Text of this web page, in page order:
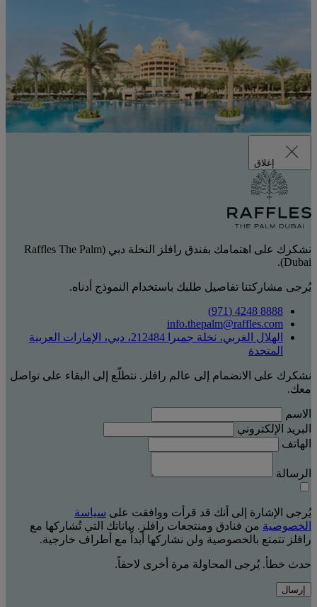
إغلاق
نشكرك على اهتمامك بفندق رافلز النخلة دبي (Raffles The Palm
Dubai).
يُرجى مشاركتنا تفاصيل طلبك باستخدام النموذج أدناه.
8888 4248 (971)
info.thepalm@raffles.com
الهلال الغربي، نخلة جميرا 212484، دبي، الإمارات العربية
المتحدة
نشكرك على الانضمام إلى عالم رافلز. نتطلّع إلى البقاء على تواصل
معك.
الاسم
البريد الإلكتروني
الهاتف
الرسالة
يُرجى الإشارة إلى أنك قد قرأت ووافقت على سياسة
الخصوصية من فنادق ومنتجعات رافلز. بياناتك التي تُشاركها مع
رافلز تتمتع بالخصوصية ولن نشاركها أبداً مع أطراف خارجية.
حدث خطأ. يُرجى المحاولة مرة أخرى لاحقاً.
إرسال